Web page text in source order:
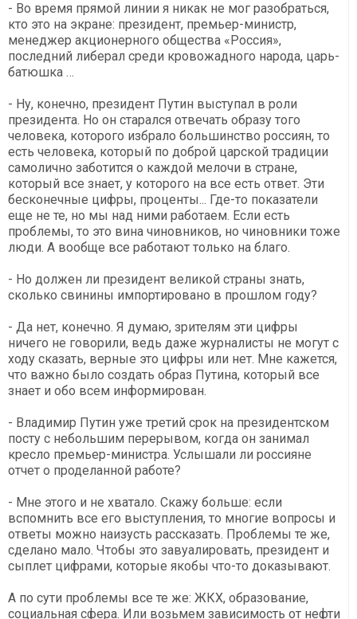
- Во время прямой линии я никак не мог разобраться,
кто это на экране: президент, премьер-министр,
менеджер акционерного общества «Россия»,
последний либерал среди кровожадного народа, царь-
батюшка …
- Ну, конечно, президент Путин выступал в роли
президента. Но он старался отвечать образу того
человека, которого избрало большинство россиян, то
есть человека, который по доброй царской традиции
самолично заботится о каждой мелочи в стране,
который все знает, у которого на все есть ответ. Эти
бесконечные цифры, проценты... Где-то показатели
еще не те, но мы над ними работаем. Если есть
проблемы, то это вина чиновников, но чиновники тоже
люди. А вообще все работают только на благо.
- Но должен ли президент великой страны знать,
сколько свинины импортировано в прошлом году?
- Да нет, конечно. Я думаю, зрителям эти цифры
ничего не говорили, ведь даже журналисты не могут с
ходу сказать, верные это цифры или нет. Мне кажется,
что важно было создать образ Путина, который все
знает и обо всем информирован.
- Владимир Путин уже третий срок на президентском
посту с небольшим перерывом, когда он занимал
кресло премьер-министра. Услышали ли россияне
отчет о проделанной работе?
- Мне этого и не хватало. Скажу больше: если
вспомнить все его выступления, то многие вопросы и
ответы можно наизусть рассказать. Проблемы те же,
сделано мало. Чтобы это завуалировать, президент и
сыплет цифрами, которые якобы что-то доказывают.
А по сути проблемы все те же: ЖКХ, образование,
социальная сфера. Или возьмем зависимость от нефти